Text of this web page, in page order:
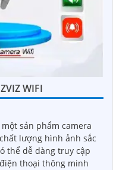
WIFI
một sản phẩm camera
lượng hình ảnh sắc
thoại thông minh